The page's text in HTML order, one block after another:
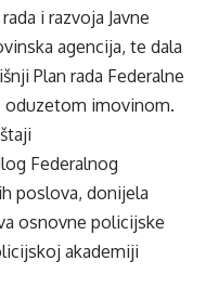
i razvoja Javne
agencija, te dala
Plan rada Federalne
oduzetom imovinom.
Federalnog
poslova, donijela
osnovne policijske
akademiji